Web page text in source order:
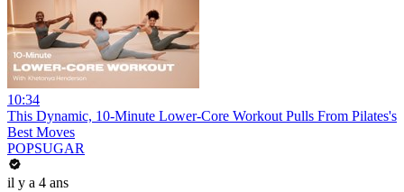
10:34
This Dynamic, 10-Minute Lower-Core Workout Pulls From Pilates's
Best Moves
POPSUGAR
il y a 4 ans